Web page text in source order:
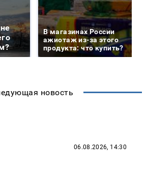
В магазинах России
ажиотаж из-за этого
продукта: что купить?
новость
06.08.2026, 14:30